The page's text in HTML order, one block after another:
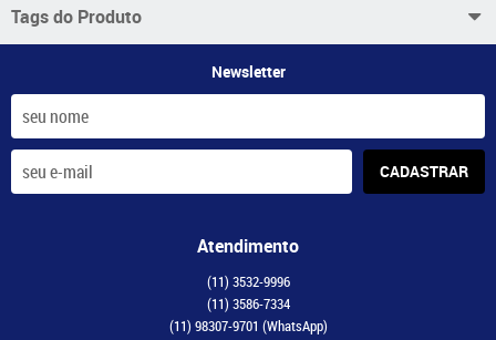
Tags do Produto
Newsletter
CADASTRAR
Atendimento
(11) 3532-9996
(11) 3586-7334
(11) 98307-9701 (WhatsApp)